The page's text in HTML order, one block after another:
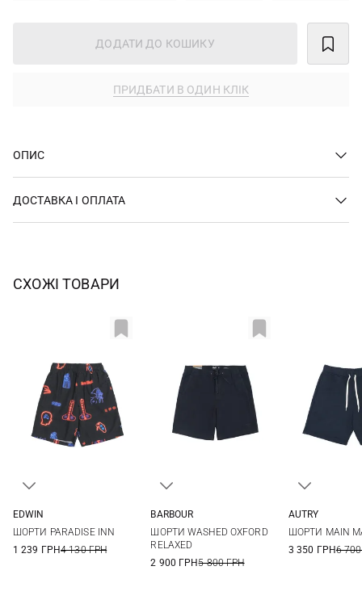
ДОДАТИ ДО КОШИКУ
ПРИДБАТИ В ОДИН КЛІК
ОПИС
ДОСТАВКА І ОПЛАТА
СХОЖІ ТОВАРИ
EDWIN
ШОРТИ PARADISE INN
1 239 ГРН4 130 ГРН
XXL
BARBOUR
ШОРТИ WASHED OXFORD
RELAXED
2 900 ГРН5 800 ГРН
AUTRY
ШОРТИ MAIN
3 350 ГРН6